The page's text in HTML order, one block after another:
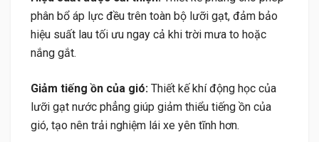
phân bổ áp lực đều trên toàn bộ lưỡi gạt, đảm bảo
hiệu suất lau tối ưu ngay cả khi trời mưa to hoặc
nắng gắt.
Giảm tiếng ồn của gió: Thiết kế khí động học của
lưỡi gạt nước phẳng giúp giảm thiểu tiếng ồn của
gió, tạo nên trải nghiệm lái xe yên tĩnh hơn.